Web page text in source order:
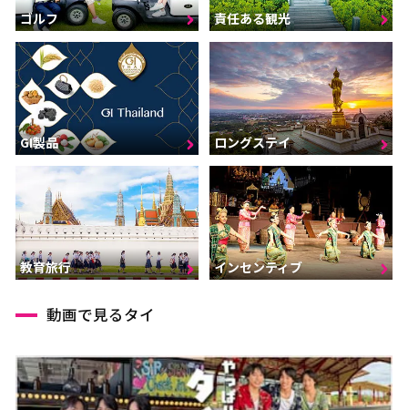
ゴルフ 責任ある観光
GI製品 ロングステイ
教育旅行 インセンティブ
動画で見るタイ